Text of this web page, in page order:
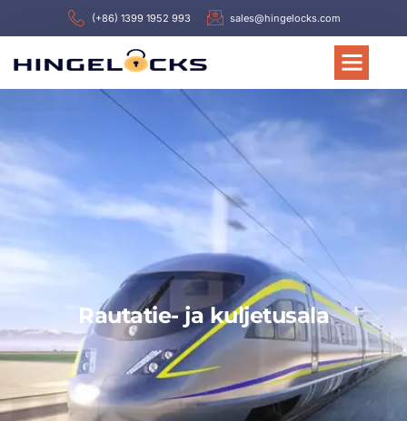
(+86) 1399 1952 993 sales@hingelocks.com
Rautatie- ja kuljetusala